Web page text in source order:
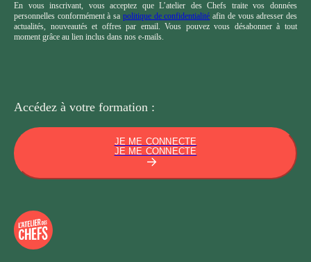
En vous inscrivant, vous acceptez que L’atelier des Chefs traite vos données
personnelles conformément à sa politique de confidentialité afin de vous adresser des
actualités, nouveautés et offres par email. Vous pouvez vous désabonner à tout
moment grâce au lien inclus dans nos e-mails.
Accédez à votre formation :
JE ME CONNECTE
JE ME CONNECTE